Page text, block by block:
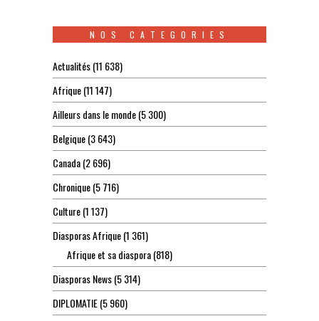
NOS CATEGORIES
Actualités(11 638)
Afrique(11 147)
Ailleurs dans le monde(5 300)
Belgique(3 643)
Canada(2 696)
Chronique(5 716)
Culture(1 137)
Diasporas Afrique(1 361)
Afrique et sa diaspora(818)
Diasporas News(5 314)
DIPLOMATIE(5 960)